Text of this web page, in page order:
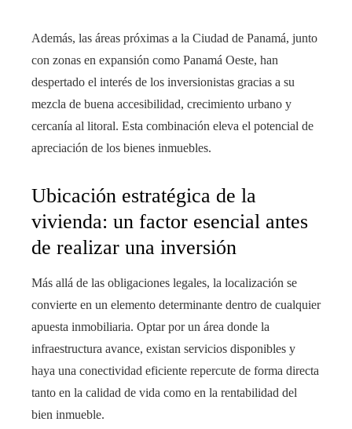
Además, las áreas próximas a la Ciudad de Panamá, junto
con zonas en expansión como Panamá Oeste, han
despertado el interés de los inversionistas gracias a su
mezcla de buena accesibilidad, crecimiento urbano y
cercanía al litoral. Esta combinación eleva el potencial de
apreciación de los bienes inmuebles.
Ubicación estratégica de la
vivienda: un factor esencial antes
de realizar una inversión
Más allá de las obligaciones legales, la localización se
convierte en un elemento determinante dentro de cualquier
apuesta inmobiliaria. Optar por un área donde la
infraestructura avance, existan servicios disponibles y
haya una conectividad eficiente repercute de forma directa
tanto en la calidad de vida como en la rentabilidad del
bien inmueble.